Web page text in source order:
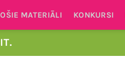
MATERIĀLI KONKURSI